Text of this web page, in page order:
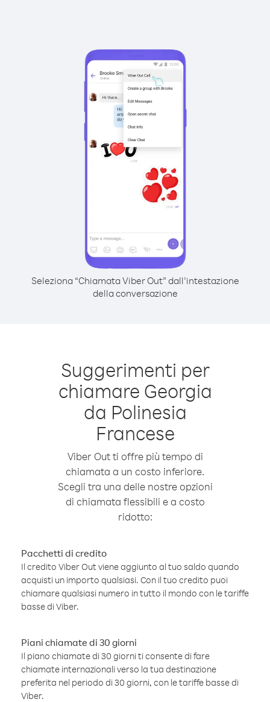
Seleziona “Chiamata Viber Out” dall’intestazione
della conversazione
Suggerimenti per
chiamare Georgia
da Polinesia
Francese
Viber Out ti offre più tempo di
chiamata a un costo inferiore.
Scegli tra una delle nostre opzioni
di chiamata flessibili e a costo
ridotto:
Pacchetti di credito
Il credito Viber Out viene aggiunto al tuo saldo quando
acquisti un importo qualsiasi. Con il tuo credito puoi
chiamare qualsiasi numero in tutto il mondo con le tariffe
basse di Viber.
Piani chiamate di 30 giorni
Il piano chiamate di 30 giorni ti consente di fare
chiamate internazionali verso la tua destinazione
preferita nel periodo di 30 giorni, con le tariffe basse di
Viber.